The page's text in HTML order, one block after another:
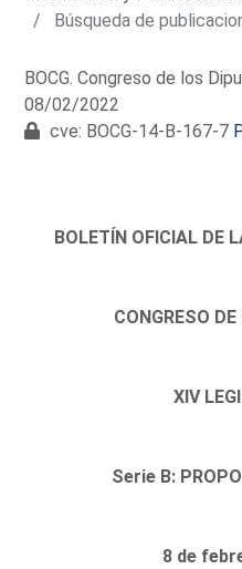
Búsqueda de
BOCG. Congreso de los
08/02/2022
cve: BOCG-14-B-167-7
BOLETÍN OFICIAL DE
CONGRESO
XIV
Serie B:
8 de